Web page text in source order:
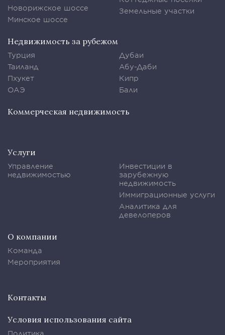
Новорижское шоссе
Минское шоссе
Земельные участки
Недвижимость за рубежом
Турция
Таиланд
Пхукет
ОАЭ
Дубаи
Абу-Даби
Кипр
Бали
Коммерческая недвижимость
Услуги
Управление
недвижимостью
Инвестиции в
зарубежную
недвижимость
Иммиграционные услуги
Аналитика для
девелоперов
О компании
Команда
Мероприятия
Контакты
Условия использования сайта
Политика